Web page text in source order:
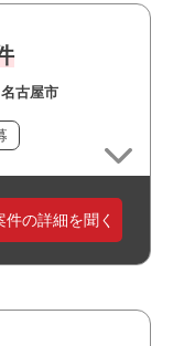
名古屋市
件の詳細を聞く
経験